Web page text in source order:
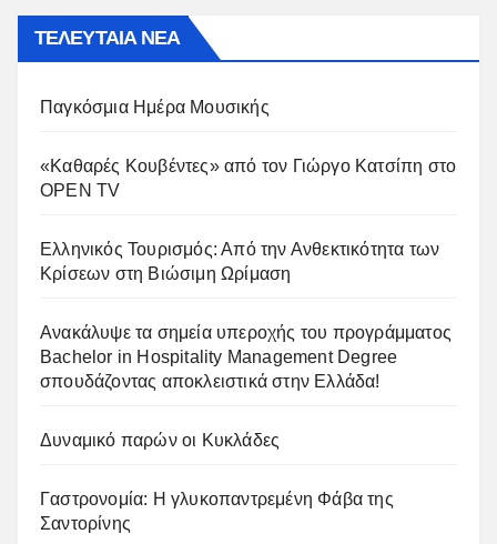
ΤΕΛΕΥΤΑΙΑ ΝΕΑ
Παγκόσμια Ημέρα Μουσικής
«Καθαρές Κουβέντες» από τον Γιώργο Κατσίπη στο
OPEN TV
Ελληνικός Τουρισμός: Από την Ανθεκτικότητα των
Κρίσεων στη Βιώσιμη Ωρίμαση
Ανακάλυψε τα σημεία υπεροχής του προγράμματος
Bachelor in Hospitality Management Degree
σπουδάζοντας αποκλειστικά στην Ελλάδα!
Δυναμικό παρών οι Κυκλάδες
Γαστρονομία: Η γλυκοπαντρεμένη Φάβα της
Σαντορίνης